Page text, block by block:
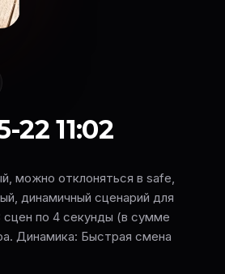
11:02
можно отклоняться в safe,
динамичный сценарий для
сцен по 4 секунды (в сумме
Динамика: Быстрая смена